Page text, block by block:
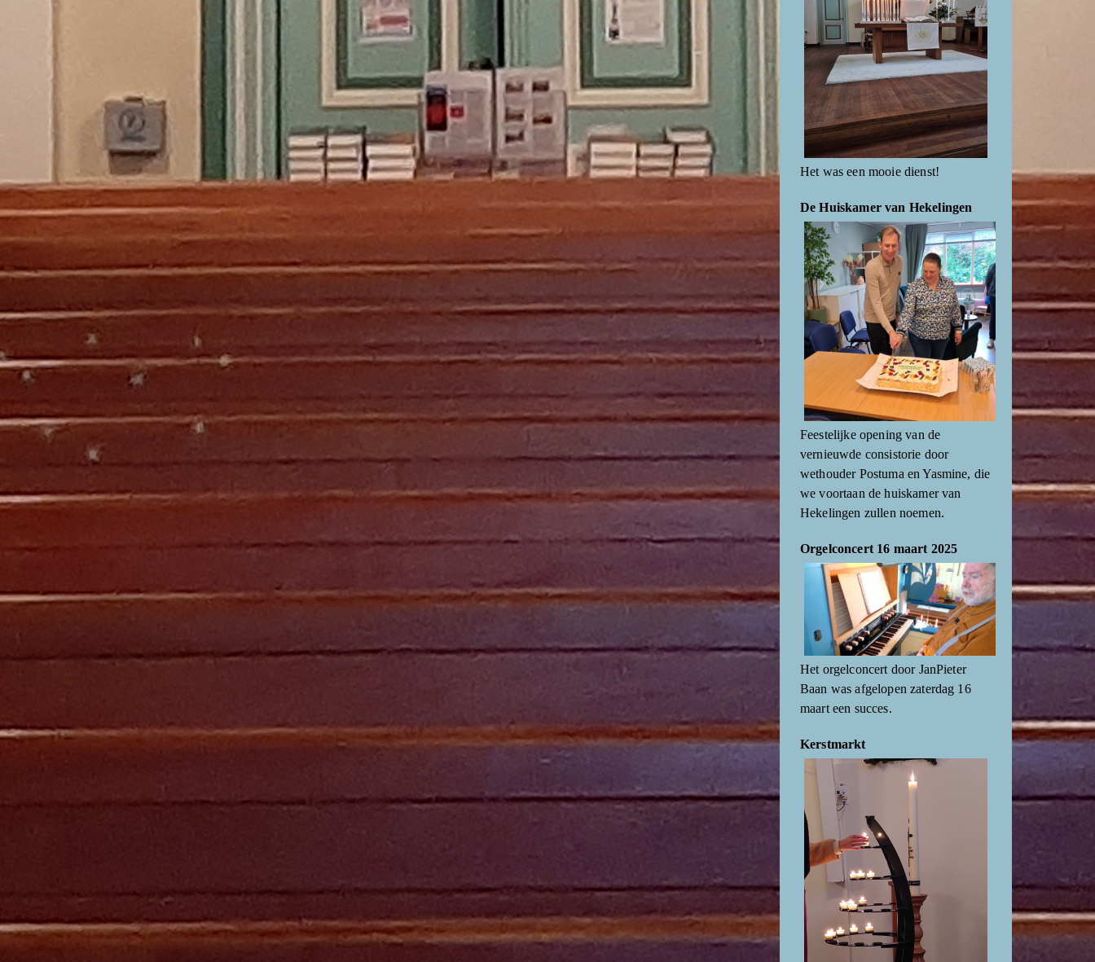
Het was een mooie dienst!
De Huiskamer van Hekelingen
Feestelijke opening van de
vernieuwde consistorie door
wethouder Postuma en Yasmine, die
we voortaan de huiskamer van
Hekelingen zullen noemen.
Orgelconcert 16 maart 2025
Het orgelconcert door JanPieter
Baan was afgelopen zaterdag 16
maart een succes.
Kerstmarkt